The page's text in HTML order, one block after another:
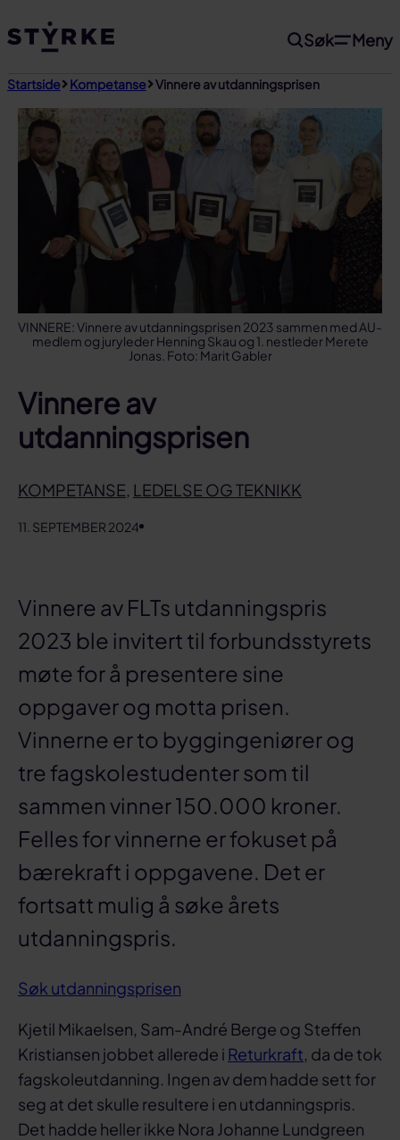
til
Søk Meny
Startside Kompetanse Vinnere av utdanningsprisen
VINNERE: Vinnere av utdanningsprisen 2023 sammen med AU-
medlem og juryleder Henning Skau og 1. nestleder Merete
Jonas. Foto: Marit Gabler
Vinnere av
utdanningsprisen
KOMPETANSE LEDELSE OG TEKNIKK
11. SEPTEMBER 2024
Vinnere av FLTs utdanningspris
2023 ble invitert til forbundsstyrets
møte for å presentere sine
oppgaver og motta prisen.
Vinnerne er to byggingeniører og
tre fagskolestudenter som til
sammen vinner 150.000 kroner.
Felles for vinnerne er fokuset på
bærekraft i oppgavene. Det er
fortsatt mulig å søke årets
utdanningspris.
Søk utdanningsprisen
Kjetil Mikaelsen, Sam-André Berge og Steffen
Kristiansen jobbet allerede i Returkraft , da de tok
fagskoleutdanning. Ingen av dem hadde sett for
seg at det skulle resultere i en utdanningspris.
Det hadde heller ikke Nora Johanne Lundgreen